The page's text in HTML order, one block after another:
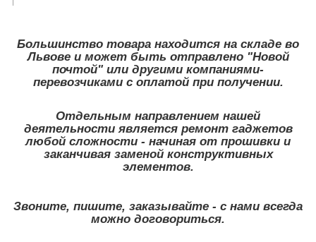
Большинство товара находится на складе во
Львове и может быть отправлено "Новой
почтой" или другими компаниями-
перевозчиками с оплатой при получении.
Отдельным направлением нашей
деятельности является ремонт гаджетов
любой сложности - начиная от прошивки и
заканчивая заменой конструктивных
элементов.
Звоните, пишите, заказывайте - с нами всегда
можно договориться.